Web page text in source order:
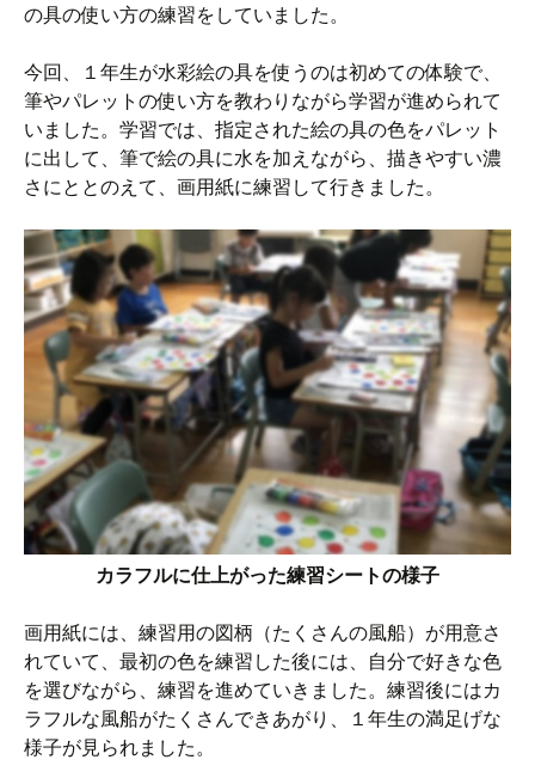
の具の使い方の練習をしていました。
今回、１年生が水彩絵の具を使うのは初めての体験で、
筆やパレットの使い方を教わりながら学習が進められて
いました。学習では、指定された絵の具の色をパレット
に出して、筆で絵の具に水を加えながら、描きやすい濃
さにととのえて、画用紙に練習して行きました。
カラフルに仕上がった練習シートの様子
画用紙には、練習用の図柄（たくさんの風船）が用意さ
れていて、最初の色を練習した後には、自分で好きな色
を選びながら、練習を進めていきました。練習後にはカ
ラフルな風船がたくさんできあがり、１年生の満足げな
様子が見られました。